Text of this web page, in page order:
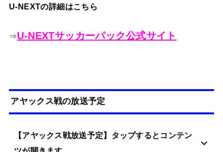
U-NEXTの詳細はこちら
⇒U-NEXTサッカーパック公式サイト
アヤックス戦の放送予定
【アヤックス戦放送予定】タップするとコンテン